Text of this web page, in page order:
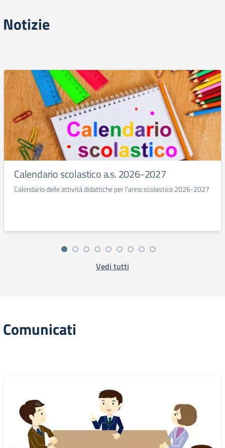
Notizie
Calendario scolastico a.s. 2026-2027
Calendario delle attività didattiche per l’anno scolastico 2026-2027
Vedi tutti
Comunicati